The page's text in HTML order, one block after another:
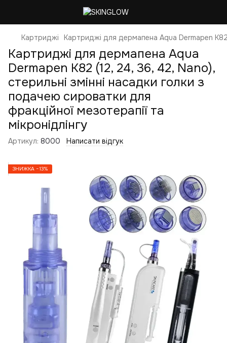
Картриджі Картриджі для дермапена Aqua Dermapen K82
Картриджі для дермапена Aqua
Dermapen K82 (12, 24, 36, 42, Nano),
стерильні змінні насадки голки з
подачею сироватки для
фракційної мезотерапії та
мікронідлінгу
Артикул: 8000 Написати відгук
ЗНИЖКА −13%